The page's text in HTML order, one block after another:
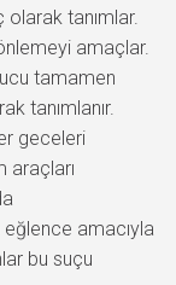
olarak tanımlar.
amaçlar.
tamamen
tanımlanır.
geceleri
araçları
amacıyla
bu suçu